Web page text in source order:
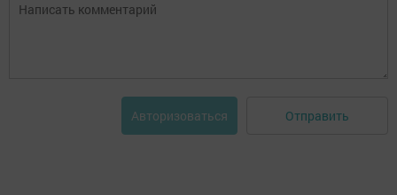
Авторизоваться Отправить